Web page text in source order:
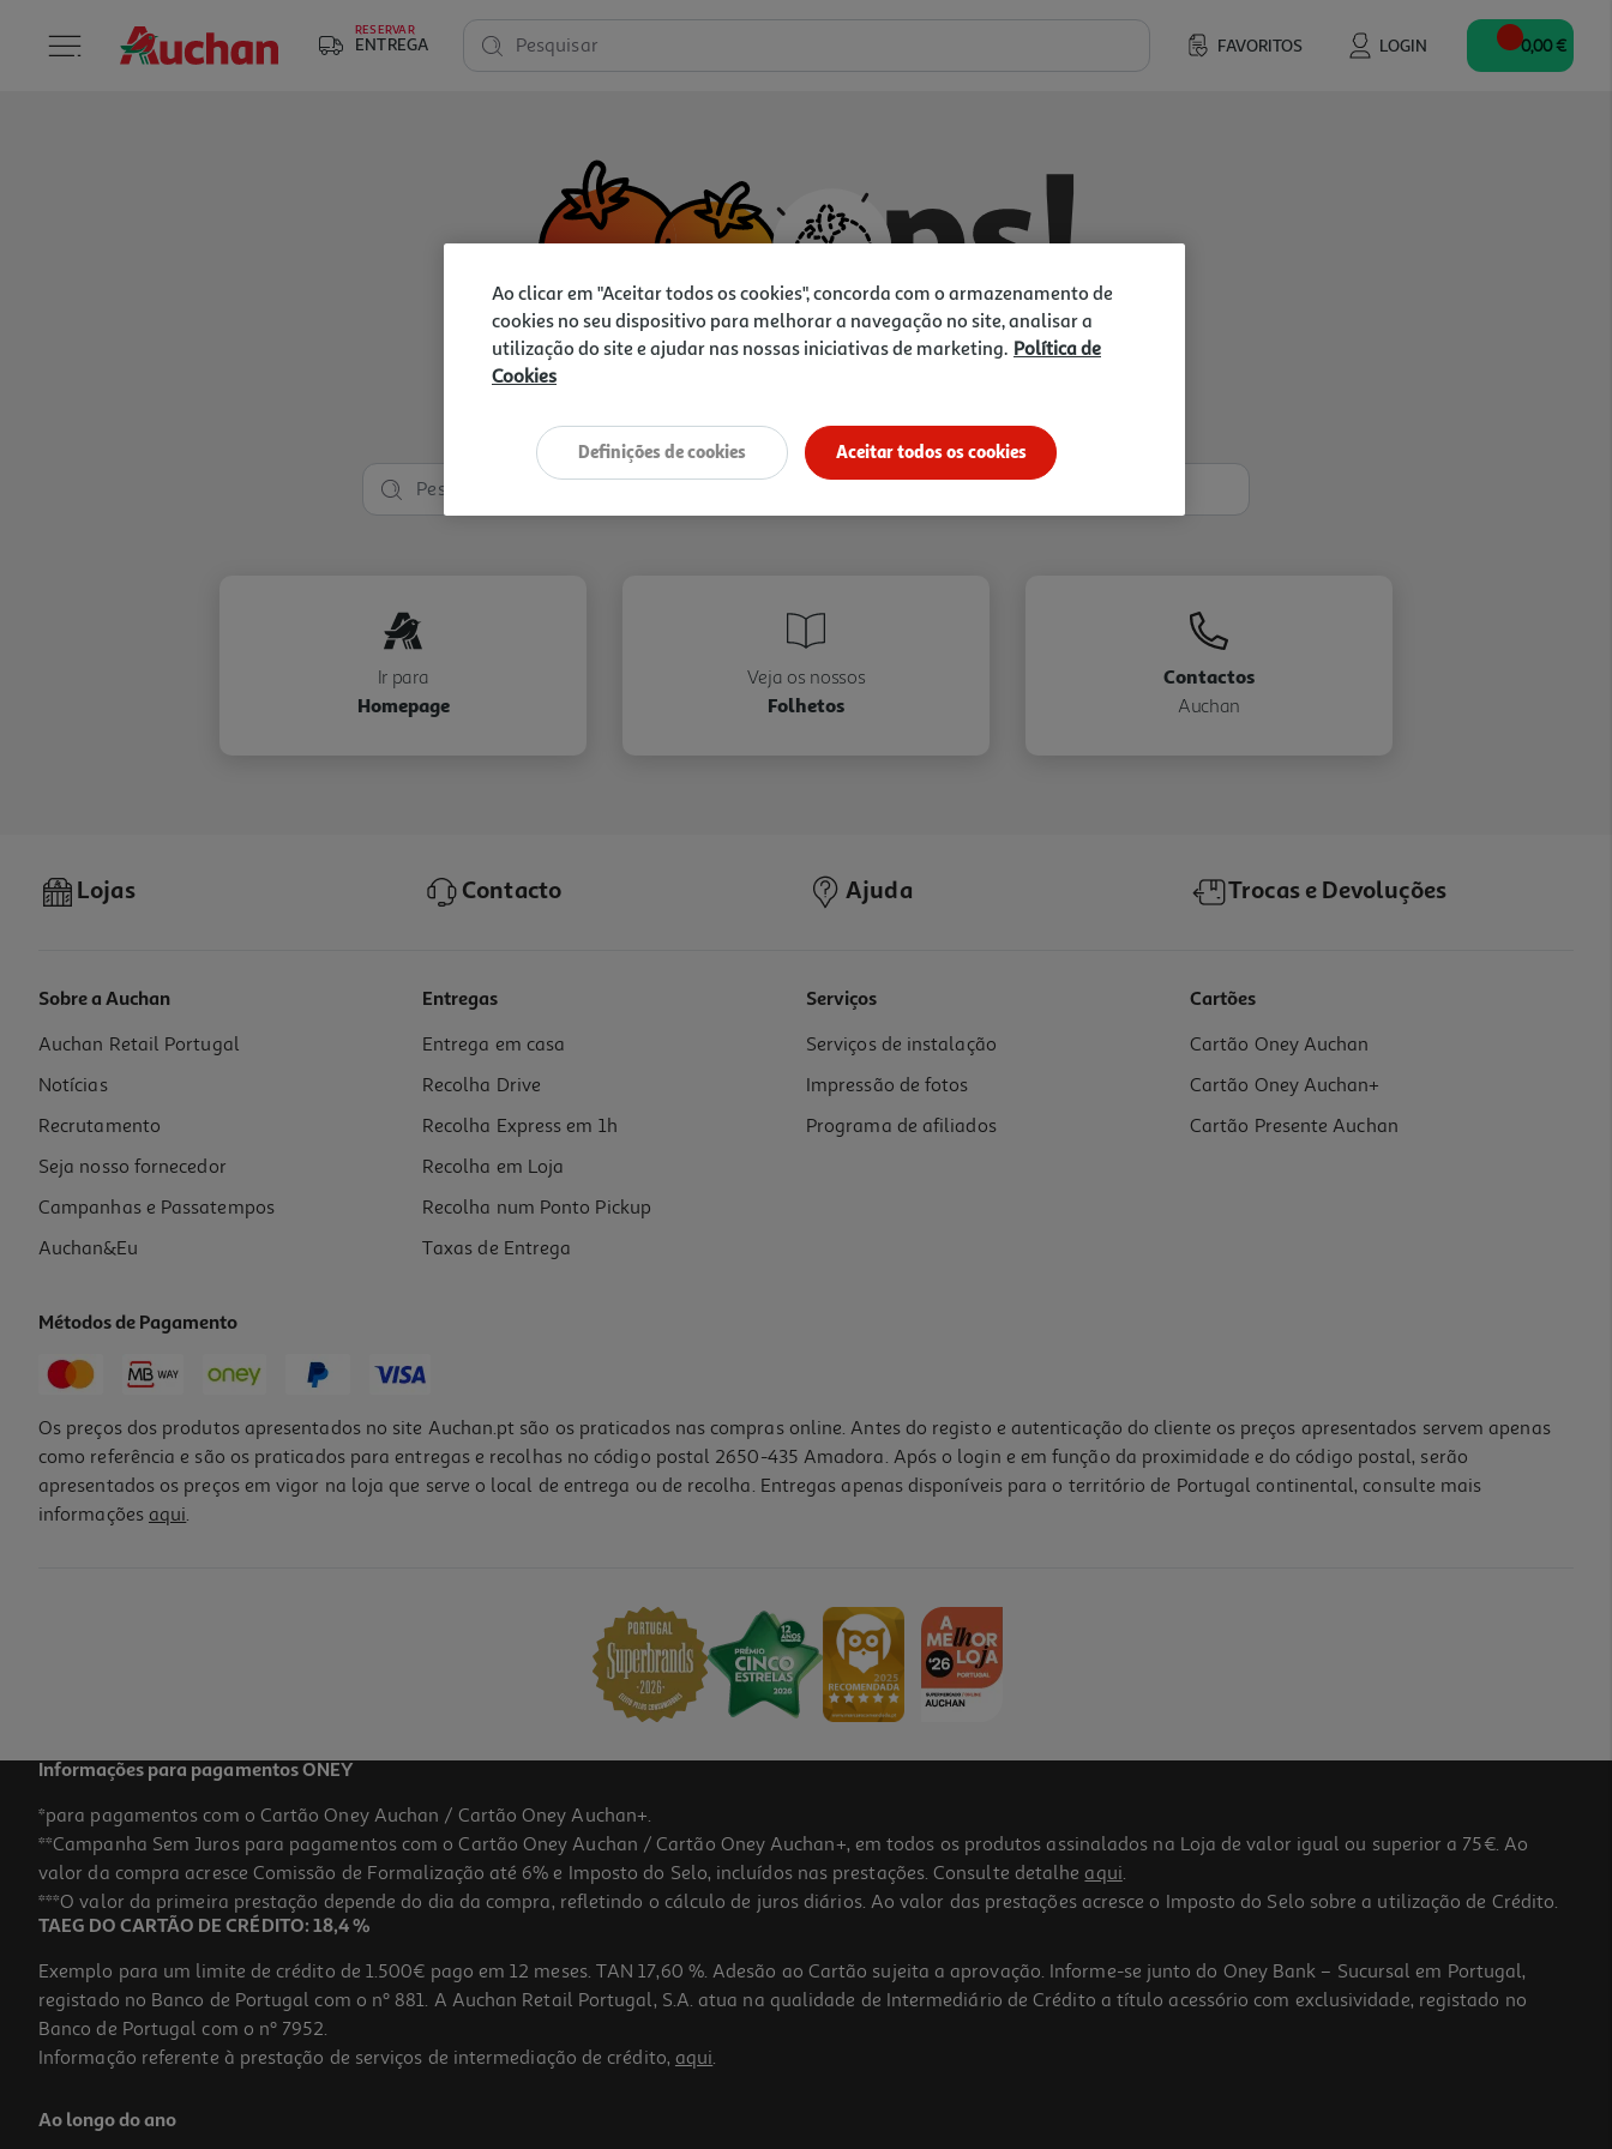
RESERVAR
ENTREGA FAVORITOS LOGIN
Pesquisar 0,00 €
Vamos tentar de novo?
Ir para
Homepage
Veja os nossos
Folhetos
Contactos
Auchan
Lojas Contacto Ajuda Trocas e Devoluções
Sobre a Auchan
Auchan Retail Portugal
Notícias
Recrutamento
Seja nosso fornecedor
Campanhas e Passatempos
Auchan&Eu
Entregas
Entrega em casa
Recolha Drive
Recolha Express em 1h
Recolha em Loja
Recolha num Ponto Pickup
Taxas de Entrega
Serviços
Serviços de instalação
Impressão de fotos
Programa de afiliados
Cartões
Cartão Oney Auchan
Cartão Oney Auchan+
Cartão Presente Auchan
Métodos de Pagamento
Os preços dos produtos apresentados no site Auchan.pt são os praticados nas compras online. Antes do registo e autenticação do cliente os preços apresentados servem apenas
como referência e são os praticados para entregas e recolhas no código postal 2650-435 Amadora. Após o login e em função da proximidade e do código postal, serão
apresentados os preços em vigor na loja que serve o local de entrega ou de recolha. Entregas apenas disponíveis para o território de Portugal continental, consulte mais
informações aqui.
Informações para pagamentos ONEY
*para pagamentos com o Cartão Oney Auchan / Cartão Oney Auchan+.
**Campanha Sem Juros para pagamentos com o Cartão Oney Auchan / Cartão Oney Auchan+, em todos os produtos assinalados na Loja de valor igual ou superior a 75€. Ao
valor da compra acresce Comissão de Formalização até 6% e Imposto do Selo, incluídos nas prestações. Consulte detalhe aqui.
***O valor da primeira prestação depende do dia da compra, refletindo o cálculo de juros diários. Ao valor das prestações acresce o Imposto do Selo sobre a utilização de Crédito.
TAEG DO CARTÃO DE CRÉDITO: 18,4 %
Exemplo para um limite de crédito de 1.500€ pago em 12 meses. TAN 17,60 %. Adesão ao Cartão sujeita a aprovação. Informe-se junto do Oney Bank – Sucursal em Portugal,
registado no Banco de Portugal com o nº 881. A Auchan Retail Portugal, S.A. atua na qualidade de Intermediário de Crédito a título acessório com exclusividade, registado no
Banco de Portugal com o nº 7952.
Informação referente à prestação de serviços de intermediação de crédito, aqui.
Ao longo do ano
Ao clicar em "Aceitar todos os cookies", concorda com o armazenamento de
cookies no seu dispositivo para melhorar a navegação no site, analisar a
utilização do site e ajudar nas nossas iniciativas de marketing. Política de
Cookies
Aceitar todos os cookies
Definições de cookies